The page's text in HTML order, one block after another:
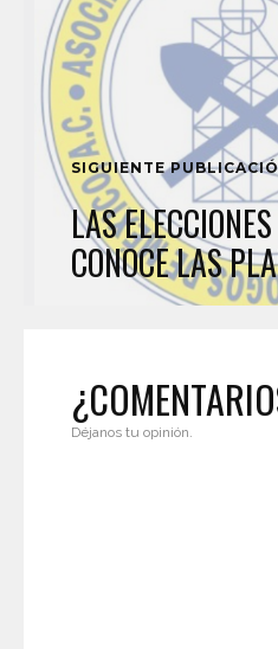
SIGUIENTE
LAS
CONOCE LAS
Déjanos tu opinión.